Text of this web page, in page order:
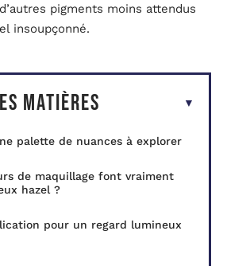
pigments moins attendus
insoupçonné.
matières
palette de nuances à explorer
de maquillage font vraiment
hazel ?
pour un regard lumineux